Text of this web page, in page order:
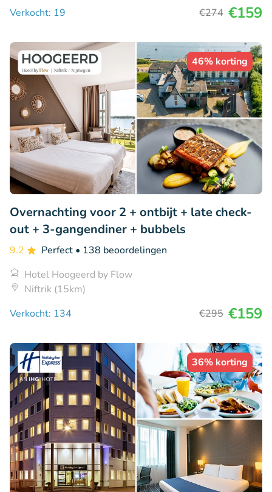
Verkocht: 19
€274 €159
46% korting
Overnachting voor 2 + ontbijt + late check-
out + 3-gangendiner + bubbels
9.2 Perfect • 138 beoordelingen
Hotel Hoogeerd by Flow
Niftrik (15km)
Verkocht: 134
€295 €159
36% korting